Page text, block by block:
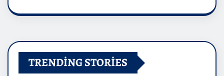
TRENDING STORIES